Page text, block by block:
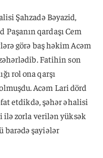
Şahzadə Bəyazid,
qardaşı Cem
görə baş həkim Acəm
Fatihin son
rol ona qarşı
Acəm Lari dörd
etdikdə, şəhər əhalisi
ilə zorla verilən yüksək
barədə şayiələr